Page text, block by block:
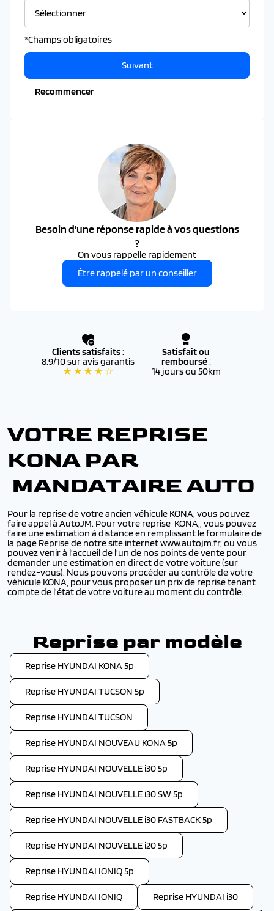
*Champs obligatoires
Recommencer
Suivant
Besoin d'une réponse rapide à vos questions
?
On vous rappelle rapidement
Être rappelé par un conseiller
Clients satisfaits :
8.9/10 sur avis garantis
★ ★ ★ ★ ☆
Satisfait ou
remboursé:
14 jours ou 50km
VOTRE REPRISE
KONA PAR
MANDATAIRE AUTO
Pour la reprise de votre ancien véhicule KONA, vous pouvez
faire appel à AutoJM. Pour votre reprise KONA,, vous pouvez
faire une estimation à distance en remplissant le formulaire de
la page Reprise de notre site internet www.autojm.fr, ou vous
pouvez venir à l’accueil de l’un de nos points de vente pour
demander une estimation en direct de votre voiture (sur
rendez-vous). Nous pouvons procéder au contrôle de votre
véhicule KONA, pour vous proposer un prix de reprise tenant
compte de l’état de votre voiture au moment du contrôle.
Reprise par modèle
Reprise HYUNDAI KONA 5p
Reprise HYUNDAI TUCSON 5p
Reprise HYUNDAI TUCSON
Reprise HYUNDAI NOUVEAU KONA 5p
Reprise HYUNDAI NOUVELLE i30 5p
Reprise HYUNDAI NOUVELLE i30 SW 5p
Reprise HYUNDAI NOUVELLE i30 FASTBACK 5p
Reprise HYUNDAI NOUVELLE i20 5p
Reprise HYUNDAI IONIQ 5p
Reprise HYUNDAI IONIQ Reprise HYUNDAI i30